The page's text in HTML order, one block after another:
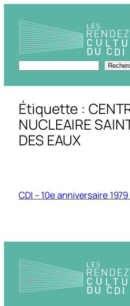
contenu
Rechercher
Étiquette :
NUCLEAIRE
DES EAUX
CDI – 10e anniversaire